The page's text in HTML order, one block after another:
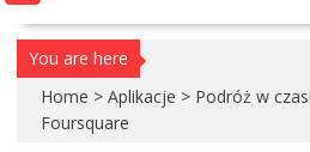
You are here
Home > Aplikacje > Podróż w
Foursquare